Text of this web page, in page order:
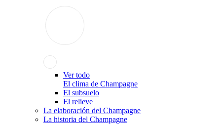
Ver todo
El clima de Champagne
El subsuelo
El relieve
La elaboración del Champagne
La historia del Champagne